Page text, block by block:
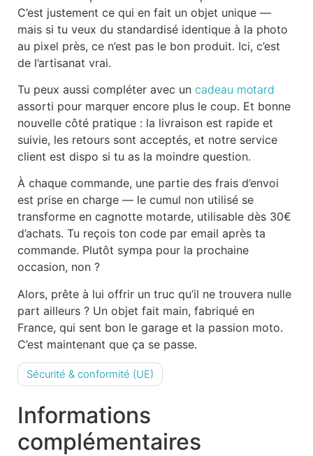
C’est justement ce qui en fait un objet unique —
mais si tu veux du standardisé identique à la photo
au pixel près, ce n’est pas le bon produit. Ici, c’est
de l’artisanat vrai.
Tu peux aussi compléter avec un cadeau motard
assorti pour marquer encore plus le coup. Et bonne
nouvelle côté pratique : la livraison est rapide et
suivie, les retours sont acceptés, et notre service
client est dispo si tu as la moindre question.
À chaque commande, une partie des frais d’envoi
est prise en charge — le cumul non utilisé se
transforme en cagnotte motarde, utilisable dès 30€
d’achats. Tu reçois ton code par email après ta
commande. Plutôt sympa pour la prochaine
occasion, non ?
Alors, prête à lui offrir un truc qu’il ne trouvera nulle
part ailleurs ? Un objet fait main, fabriqué en
France, qui sent bon le garage et la passion moto.
C’est maintenant que ça se passe.
Sécurité & conformité (UE)
Informations
complémentaires